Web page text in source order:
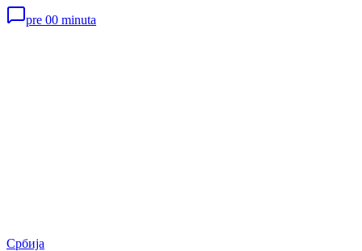
pre 00 minuta
Србија